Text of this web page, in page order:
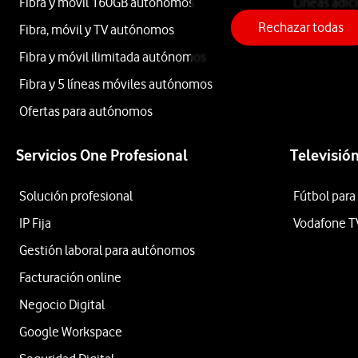
Apple
Samsung
Motorola
Etiqueta
Lo
último
Fibra, móvil y TV autónomos
Fibra y móvil ilimitada autónomos
Fibra y 5 líneas móviles autónomos
Ofertas para autónomos
Roaming
Servicios One Profesional
Solución profesional
IP Fija
Gestión laboral para autónomos
Facturación online
Negocio Digital
Google Workspace
Televisión
Fútbol
Vodafone
Rechazar todas